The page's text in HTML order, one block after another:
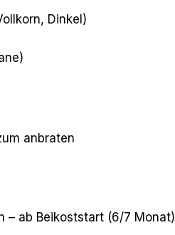
Dinkel)
anbraten
– ab Beikoststart (6/7 Monat)